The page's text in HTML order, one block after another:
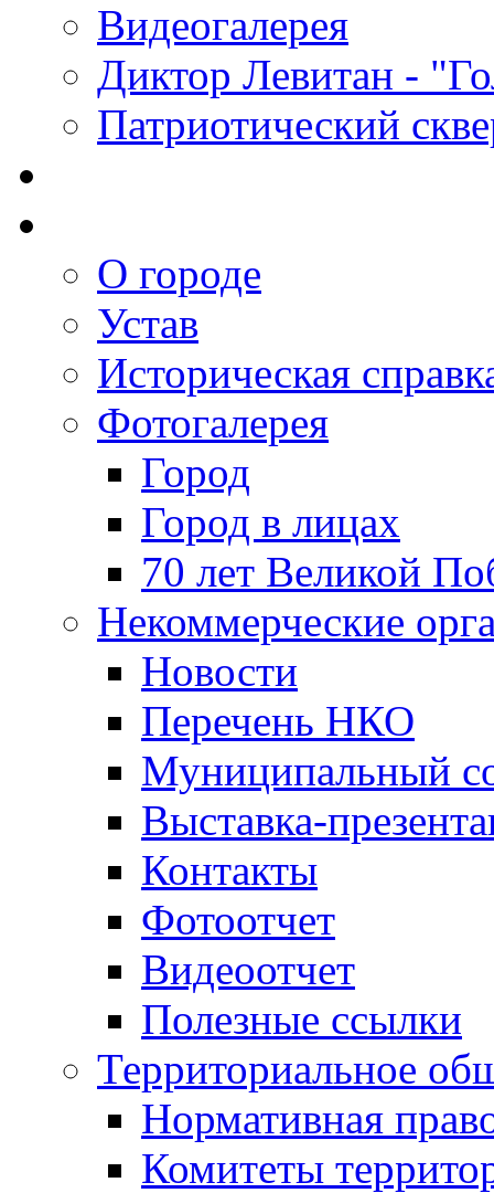
Видеогалерея
Диктор Левитан -
Патриотический
О городе
Устав
Историческая
Фотогалерея
Город
Город в лицах
70 лет Великой
Некоммерческие
Новости
Перечень НКО
Муниципальный
Выставка-
Контакты
Фотоотчет
Видеоотчет
Полезные ссылки
Территориальное
Нормативная
Комитеты